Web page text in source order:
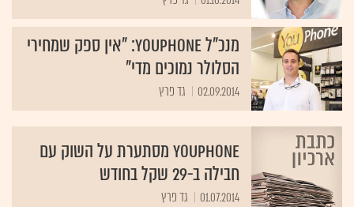
מנכ"ל YouPhone: "אין ספק שמחירי
הסלולר נמוכים מדי"
02.09.2014 גד פרץ
YouPhone מסתערת על השוק עם
חבילה ב-29 שקל בחודש
01.07.2014 גד פרץ